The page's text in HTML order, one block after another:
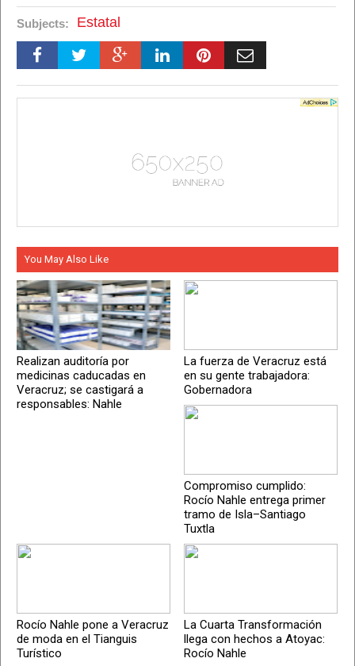
Subjects: Estatal
You May Also Like
Realizan auditoría por
medicinas caducadas en
Veracruz; se castigará a
responsables: Nahle
La fuerza de Veracruz está
en su gente trabajadora:
Gobernadora
Compromiso cumplido:
Rocío Nahle entrega primer
tramo de Isla–Santiago
Tuxtla
Rocío Nahle pone a Veracruz
de moda en el Tianguis
Turístico
La Cuarta Transformación
llega con hechos a Atoyac:
Rocío Nahle